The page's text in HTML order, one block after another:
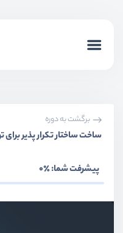
برگشت به دوره
ساخت ساختار تکرار پذیر
پیشرفت شما:٪0